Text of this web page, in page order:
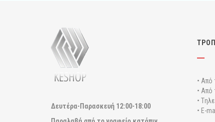
Δευτέρα-Παρασκευή 12:00-18:00
• Από
• Από
•
• E-